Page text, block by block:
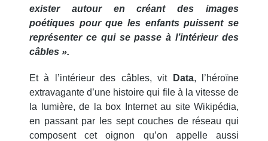
exister autour en créant des images
poétiques pour que les enfants puissent se
représenter ce qui se passe à l’intérieur des
câbles ».
Et à l’intérieur des câbles, vit Data, l’héroïne
extravagante d’une histoire qui file à la vitesse de
la lumière, de la box Internet au site Wikipédia,
en passant par les sept couches de réseau qui
composent cet oignon qu’on appelle aussi